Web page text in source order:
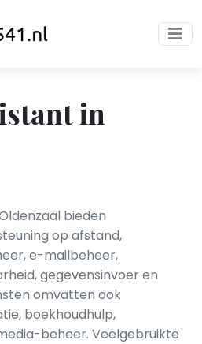
in
bieden
op afstand,
e-mailbeheer,
gegevensinvoer en
omvatten ook
boekhoudhulp,
beheer. Veelgebruikte